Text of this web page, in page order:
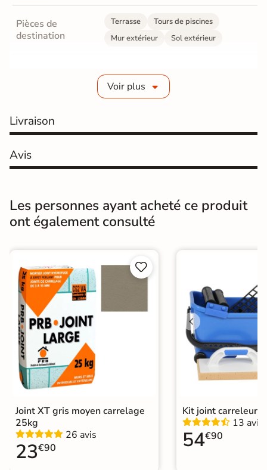
Pièces de
destination
Terrasse
Tours de piscines
Mur extérieur
Sol extérieur
10 mm
Coefficient
antidérapant
Coefficient
antidérapant
B
Résistance à
l'usure
Gr4 - Très résistant
Bords rectifié
Finition
Surface
Résistant au Gel
Conditionnement
Choix 1er Choix
Pose
Voir plus
Livraison
Avis
Les personnes ayant acheté ce produit
ont également consulté


Joint XT gris moyen carrelage
25kg
26 avis
23€90
Kit joint carreleur
13 avis
54€90